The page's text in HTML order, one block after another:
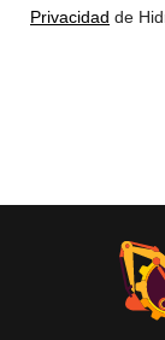
Privacidad de